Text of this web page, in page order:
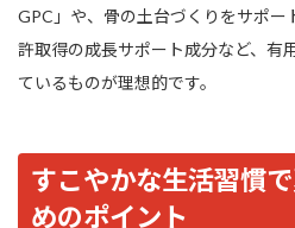
GPC」や、骨の土台づくりをサポ
許取得の成長サポート成分など、有
ているものが理想的です。
すこやかな生活習慣
めのポイント